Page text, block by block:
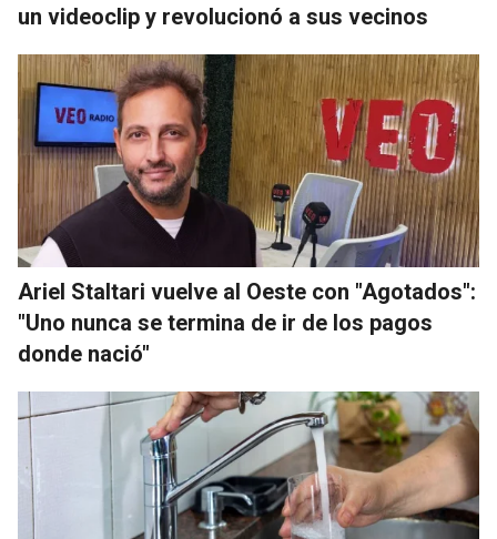
un videoclip y revolucionó a sus vecinos
Ariel Staltari vuelve al Oeste con "Agotados":
"Uno nunca se termina de ir de los pagos
donde nació"